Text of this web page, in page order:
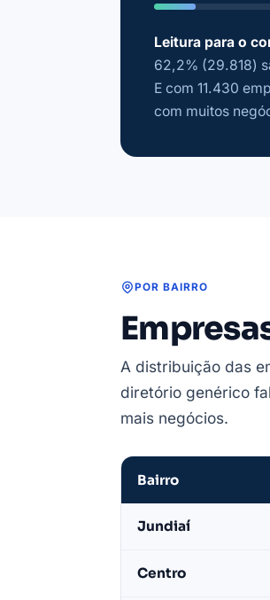
Leitura para o
62,2% (29.818)
E com 11.430
com muitos
POR BAIRRO
A distribuição das
diretório genérico
mais negócios.
por
Bairro
Jundiaí
Centro